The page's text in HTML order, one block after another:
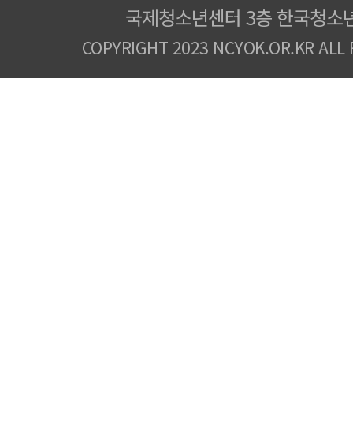
국제청소년센터 3층 한국청소
COPYRIGHT 2023 NCYOK.OR.KR ALL